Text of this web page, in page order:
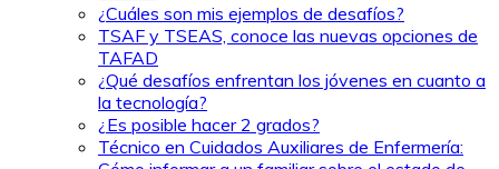
¿Cuáles son mis ejemplos de desafíos?
TSAF y TSEAS, conoce las nuevas opciones de
TAFAD
¿Qué desafíos enfrentan los jóvenes en cuanto a
la tecnología?
¿Es posible hacer 2 grados?
Técnico en Cuidados Auxiliares de Enfermería: